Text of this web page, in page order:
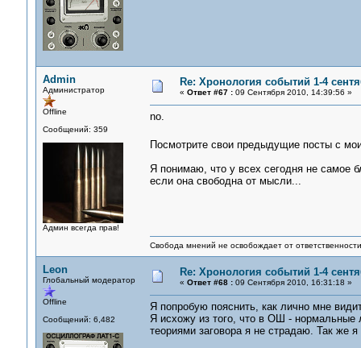
Admin
Администратор
Offline
Сообщений: 359
Админ всегда прав!
Re: Хронология событий 1-4
« Ответ #67 :09 Сентября 2010, 14:39:56 »
no.
Посмотрите свои предыдущие посты с
Я понимаю, что у всех сегодня не самое
если она свободна от мысли...
Свобода мнений не освобождает от
Leon
Глобальный модератор
Offline
Сообщений: 6,482
Re: Хронология событий 1-4
« Ответ #68 :09 Сентября 2010, 16:31:18 »
Я попробую пояснить, как лично мне
Я исхожу из того, что в ОШ - нормальные
теориями заговора я не страдаю. Так же